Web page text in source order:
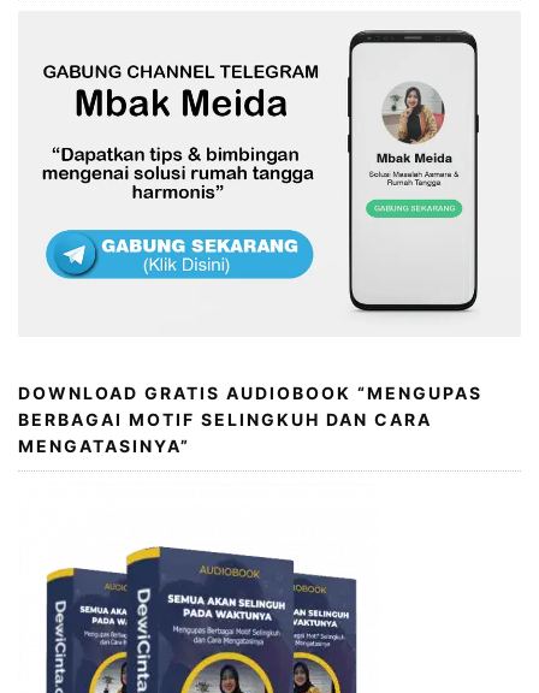
DOWNLOAD GRATIS AUDIOBOOK “MENGUPAS
BERBAGAI MOTIF SELINGKUH DAN CARA
MENGATASINYA”